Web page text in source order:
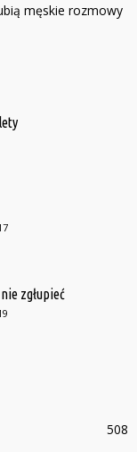
męskie rozmowy
zgłupieć
508